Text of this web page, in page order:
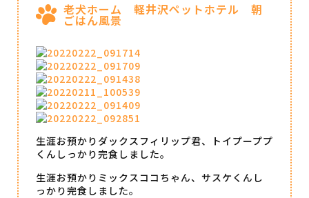
老犬ホーム 軽井沢ペットホテル 朝
ごはん風景
生涯お預かりダックスフィリップ君、トイプーププ
くんしっかり完食しました。
生涯お預かりミックスココちゃん、サスケくんし
っかり完食しました。